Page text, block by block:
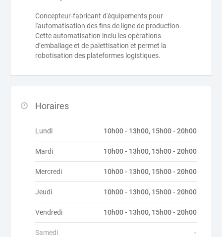
Concepteur-fabricant d'équipements pour
l'automatisation des fins de ligne de production.
Cette automatisation inclu les opérations
d’emballage et de palettisation et permet la
robotisation des plateformes logistiques.
Horaires
Lundi 10h00 - 13h00, 15h00 - 20h00
Mardi 10h00 - 13h00, 15h00 - 20h00
Mercredi 10h00 - 13h00, 15h00 - 20h00
Jeudi 10h00 - 13h00, 15h00 - 20h00
Vendredi 10h00 - 13h00, 15h00 - 20h00
Samedi -